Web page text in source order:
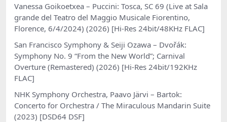
Vanessa Goikoetxea – Puccini: Tosca, SC 69 (Live at Sala
grande del Teatro del Maggio Musicale Fiorentino,
Florence, 6/4/2024) (2026) [Hi-Res 24bit/48KHz FLAC]
San Francisco Symphony & Seiji Ozawa – Dvořák:
Symphony No. 9 “From the New World”; Carnival
Overture (Remastered) (2026) [Hi-Res 24bit/192KHz
FLAC]
NHK Symphony Orchestra, Paavo Järvi – Bartok:
Concerto for Orchestra / The Miraculous Mandarin Suite
(2023) [DSD64 DSF]